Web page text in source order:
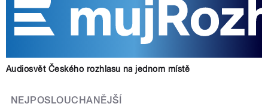
Audiosvět Českého rozhlasu na jednom místě
NEJPOSLOUCHANĚJŠÍ